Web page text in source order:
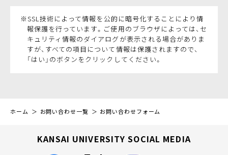
※SSL技術によって情報を公的に暗号化することにより情
報保護を行っています。ご使用のブラウザによっては、セ
キュリティ情報のダイアログが表示される場合がありま
すが、すべての項目について情報は保護されますので、
「はい」のボタンをクリックしてください。
ホーム お問い合わせ一覧 お問い合わせフォーム
KANSAI UNIVERSITY SOCIAL MEDIA